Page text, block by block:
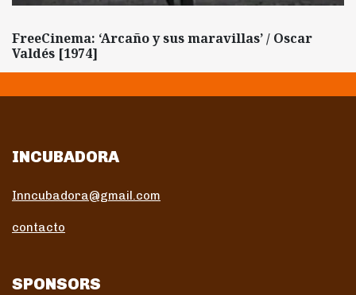
FreeCinema: ‘Arcaño y sus maravillas’ / Oscar
Valdés [1974]
INCUBADORA
Inncubadora@gmail.com
contacto
SPONSORS